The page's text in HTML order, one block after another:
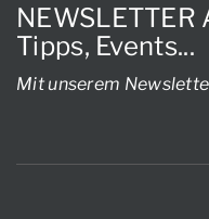
Tipps, Events...
Mit unserem